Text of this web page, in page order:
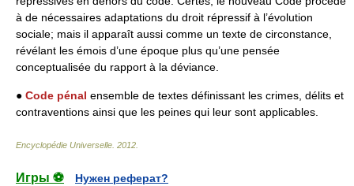
à de nécessaires adaptations du droit répressif à l’évolution
sociale; mais il apparaît aussi comme un texte de circonstance,
révélant les émois d’une époque plus qu’une pensée
conceptualisée du rapport à la déviance.
● Code pénal ensemble de textes définissant les crimes, délits et
contraventions ainsi que les peines qui leur sont applicables.
Encyclopédie Universelle 2012
Игры ⚽
Нужен реферат?